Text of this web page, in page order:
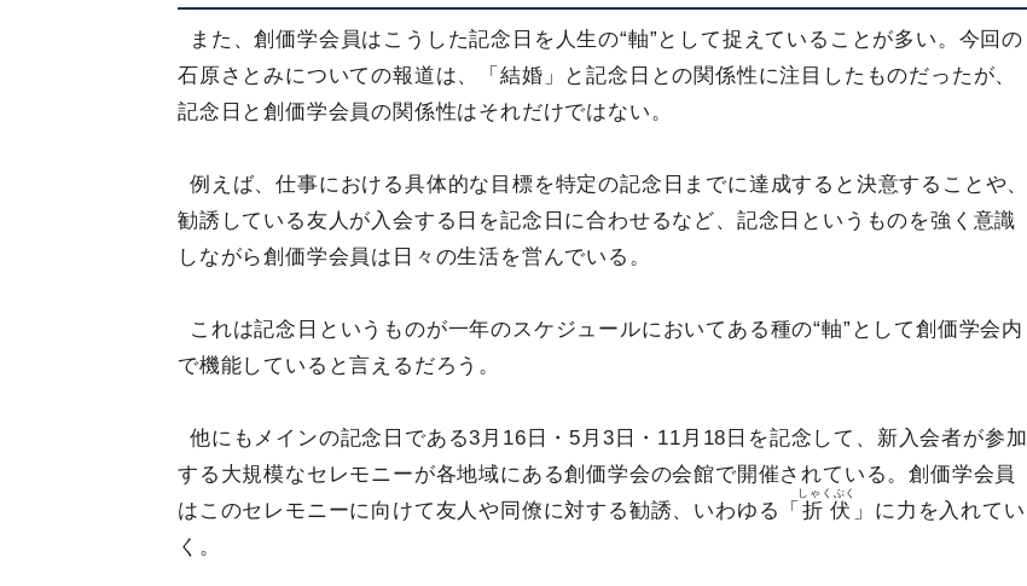
また、創価学会員はこうした記念日を人生の“軸”として捉えていることが多い。今回の
石原さとみについての報道は、「結婚」と記念日との関係性に注目したものだったが、
記念日と創価学会員の関係性はそれだけではない。
例えば、仕事における具体的な目標を特定の記念日までに達成すると決意することや、
勧誘している友人が入会する日を記念日に合わせるなど、記念日というものを強く意識
しながら創価学会員は日々の生活を営んでいる。
これは記念日というものが一年のスケジュールにおいてある種の“軸”として創価学会内
で機能していると言えるだろう。
他にもメインの記念日である3月16日・5月3日・11月18日を記念して、新入会者が参加
する大規模なセレモニーが各地域にある創価学会の会館で開催されている。創価学会員
はこのセレモニーに向けて友人や同僚に対する勧誘、いわゆる「 折伏
しゃくぶく
」に力を入れてい
く。